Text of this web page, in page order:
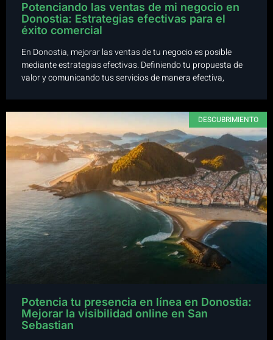
Potenciando las ventas de mi negocio en
Donostia: Estrategias efectivas para el
éxito comercial
En Donostia, mejorar las ventas de tu negocio es posible
mediante estrategias efectivas. Definiendo tu propuesta de
valor y comunicando tus servicios de manera efectiva,
DESCUBRIMIENTO
Potencia tu presencia en línea en Donostia:
Mejorar la visibilidad online en San
Sebastian